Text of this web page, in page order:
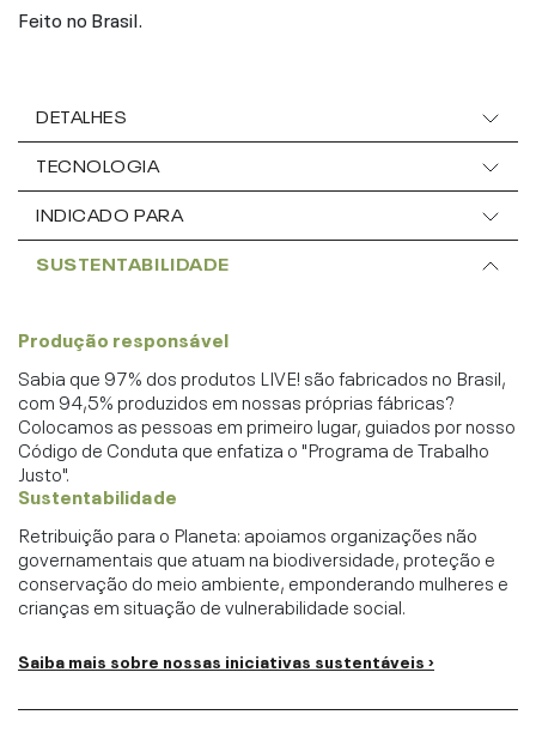
Feito no Brasil.
DETALHES
TECNOLOGIA
INDICADO PARA
SUSTENTABILIDADE
Produção responsável
Sabia que 97% dos produtos LIVE! são fabricados no Brasil,
com 94,5% produzidos em nossas próprias fábricas?
Colocamos as pessoas em primeiro lugar, guiados por nosso
Código de Conduta que enfatiza o "Programa de Trabalho
Justo".
Sustentabilidade
Retribuição para o Planeta: apoiamos organizações não
governamentais que atuam na biodiversidade, proteção e
conservação do meio ambiente, emponderando mulheres e
crianças em situação de vulnerabilidade social.
Saiba mais sobre nossas iniciativas sustentáveis ›